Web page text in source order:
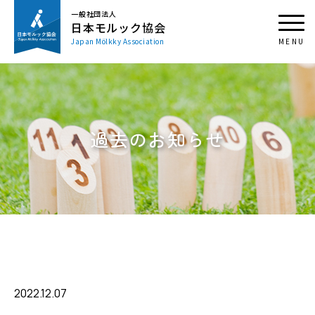
一般社団法人
日本モルック協会
Japan Mölkky Association
過去のお知らせ
2022.12.07